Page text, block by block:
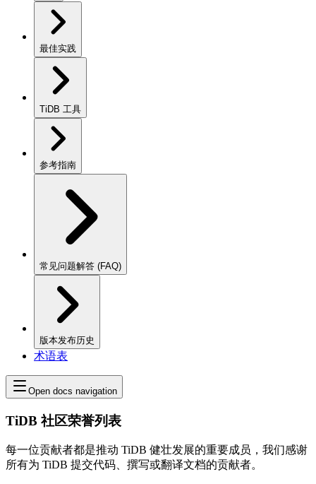
最佳实践
TiDB 工具
参考指南
常见问题解答 (FAQ)
版本发布历史
术语表
Open docs navigation
TiDB 社区荣誉列表
每一位贡献者都是推动 TiDB 健壮发展的重要成员，我们感谢
所有为 TiDB 提交代码、撰写或翻译文档的贡献者。